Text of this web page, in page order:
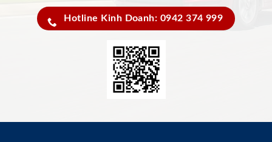
Hotline Kinh Doanh: 0942 374 999